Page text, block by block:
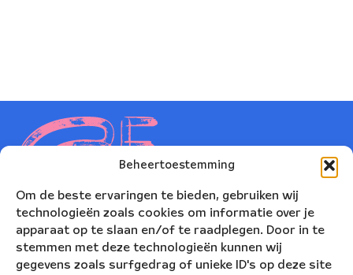
Beheertoestemming
Om de beste ervaringen te bieden, gebruiken wij
technologieën zoals cookies om informatie over je
apparaat op te slaan en/of te raadplegen. Door in te
stemmen met deze technologieën kunnen wij
gegevens zoals surfgedrag of unieke ID's op deze site